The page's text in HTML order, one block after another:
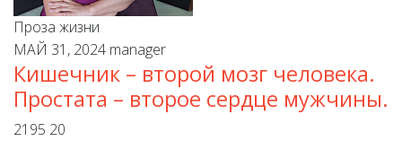
Проза жизни
МАЙ 31, 2024 manager
Кишечник – второй мозг человека.
Простата – второе сердце мужчины.
2195 20